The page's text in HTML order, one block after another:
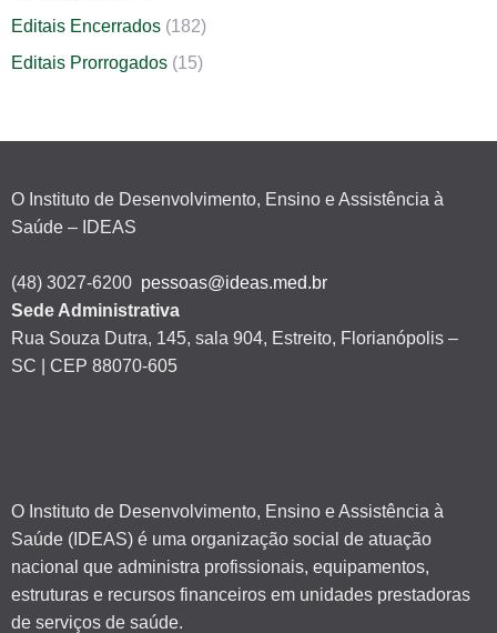
Editais Encerrados (182)
Editais Prorrogados (15)
O Instituto de Desenvolvimento, Ensino e Assistência à
Saúde – IDEAS
(48) 3027-6200 pessoas@ideas.med.br
Sede Administrativa
Rua Souza Dutra, 145, sala 904, Estreito, Florianópolis –
SC | CEP 88070-605
O Instituto de Desenvolvimento, Ensino e Assistência à
Saúde (IDEAS) é uma organização social de atuação
nacional que administra profissionais, equipamentos,
estruturas e recursos financeiros em unidades prestadoras
de serviços de saúde.